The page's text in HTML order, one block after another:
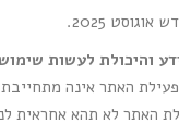
והיכולת לעשות
האתר אינה
האתר לא תהא אחראית